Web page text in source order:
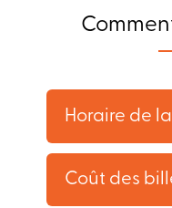
Horaire de
Coût des